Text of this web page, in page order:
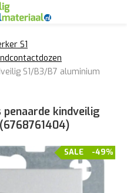
S1
S1/B3/B7 aluminium
kindveilig
-49%
SALE